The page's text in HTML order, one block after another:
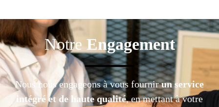
NotreEngagement
Nous nous engageons à vous fournirun service
intégré et de haute qualité, en mettant à votre